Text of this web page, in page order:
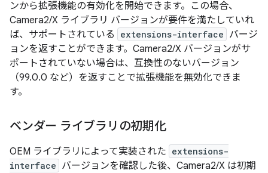
ンから拡張機能の有効化を開始できます。この場合、
Camera2/X ライブラリ バージョンが要件を満たしていれ
ば、サポートされている
extensions-interface バージ
ョンを返すことができます。Camera2/X バージョンがサ
ポートされていない場合は、互換性のないバージョン
（99.0.0 など）を返すことで拡張機能を無効化できま
す。
ベンダー ライブラリの初期化
OEM ライブラリによって実装された extensions-
interface バージョンを確認した後、Camera2/X は初期